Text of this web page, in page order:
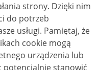
Dzięki nim
do potrzeb
Pamiętaj, że
cookie mogą
urządzenia lub
potencjalnie stanowić